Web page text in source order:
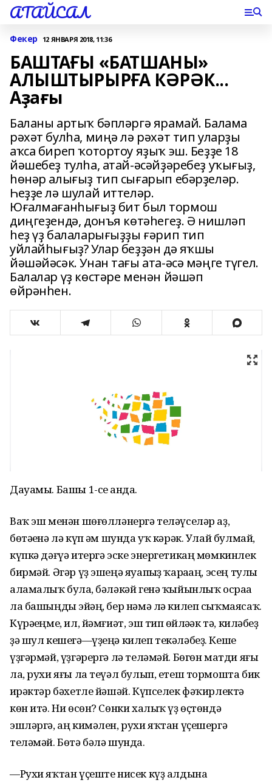
АТАЙСАЛ
Фекер 12 ЯНВАРЯ 2018, 11:36
БАШТАҒЫ «БАТШАНЫ»
АЛЫШТЫРЫРҒА КӘРӘК...
Аҙағы
Баланы артыҡ бәпләргә ярамай. Балама
рәхәт булһа, миңә лә рәхәт тип уларҙы
аҡса биреп ҡотортоу яҙыҡ эш. Беҙҙе 18
йәшебеҙ тулһа, атай-әсәйҙәребеҙ уҡығыҙ,
һөнәр алығыҙ тип сығарып ебәрҙеләр.
Һеҙҙе лә шулай иттеләр.
Юғалмағанһығыҙ бит был тормош
диңгеҙендә, донъя көтәһегеҙ. Ә нишләп
һеҙ үҙ балаларығыҙҙы ғәрип тип
уйлайһығыҙ? Улар беҙҙән дә яҡшы
йәшәйәсәк. Унан тағы ата-әсә мәңге түгел.
Балалар үҙ көстәре менән йәшәп
өйрәнһен.
Дауамы. Башы 1-се һанда.
Ваҡ эш менән шөғөлләнергә теләүселәр аҙ,
бөтәһенә лә күп һәм шунда уҡ кәрәк. Улай булмай,
күпкә дәғүә итергә эске энергетикаң мөмкинлек
бирмәй. Әгәр үҙ эшеңә яуапһыҙ ҡараһаң, эсең тулы
аламалыҡ булһа, бәләкәй генә ҡыйынлыҡ осраһа
ла башыңды эйһәң, бер нәмә лә килеп сыҡмаясаҡ.
Күрәһеңме, ил, йәмғиәт, эш тип һөйләһәк тә, киләбеҙ
ҙә шул кешегә—үҙеңә килеп текәләбеҙ. Кеше
үҙгәрмәй, үҙгәрергә лә теләмәй. Бөгөн матди яғы
ла, рухи яғы ла теүәл булып, етеш тормошта бик
һирәктәр бәхетле йәшәй. Күпселек фәҡирлектә
көн итә. Ни өсөн? Сөнки халыҡ үҙ өҫтөндә
эшләргә, аң кимәлен, рухи яҡтан үҫешергә
теләмәй. Бөтә бәлә шунда.
—Рухи яҡтан үҫеште нисек күҙ алдына